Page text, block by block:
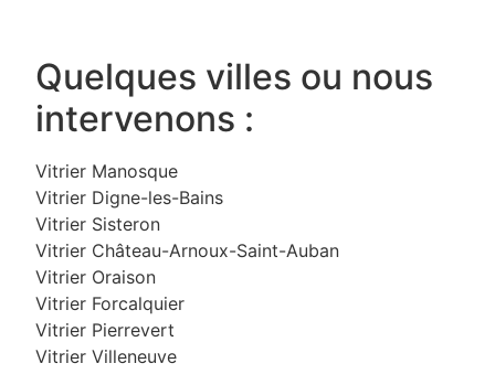
Quelques villes ou nous
intervenons :
Vitrier Manosque
Vitrier Digne-les-Bains
Vitrier Sisteron
Vitrier Château-Arnoux-Saint-Auban
Vitrier Oraison
Vitrier Forcalquier
Vitrier Pierrevert
Vitrier Villeneuve